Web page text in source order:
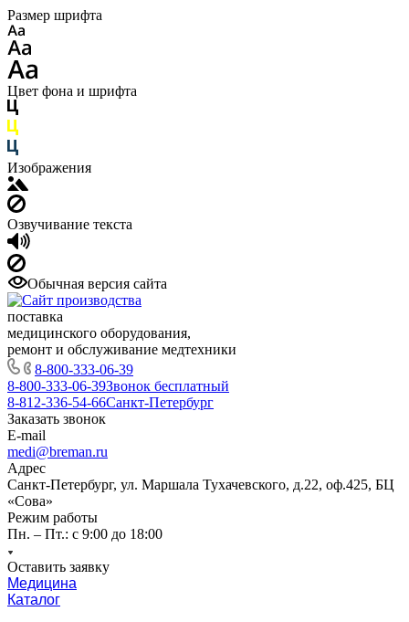
Размер шрифта
Цвет фона и шрифта
Изображения
Озвучивание текста
Обычная версия сайта
поставка
медицинского оборудования,
ремонт и обслуживание медтехники
8-800-333-06-39
8-800-333-06-39Звонок бесплатный
8-812-336-54-66Санкт-Петербург
Заказать звонок
E-mail
medi@breman.ru
Адрес
Санкт-Петербург, ул. Маршала Тухачевского, д.22, оф.425, БЦ
«Сова»
Режим работы
Пн. – Пт.: с 9:00 до 18:00
Оставить заявку
Медицина
Каталог